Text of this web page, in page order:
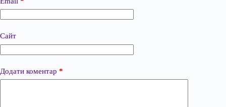
Сайт
Додати коментар *